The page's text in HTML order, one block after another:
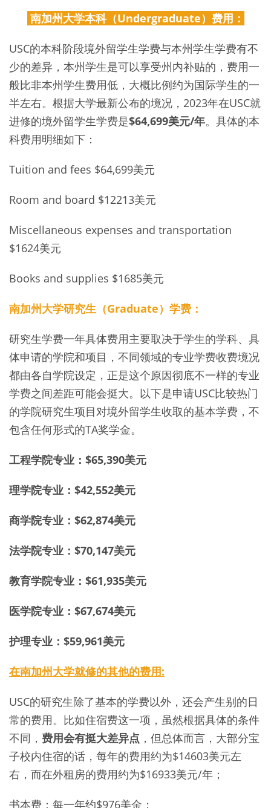
南加州大学本科（Undergraduate）费用：
USC的本科阶段境外留学生学费与本州学生学费有不
少的差异，本州学生是可以享受州内补贴的，费用一
般比非本州学生费用低，大概比例约为国际学生的一
半左右。根据大学最新公布的境况，2023年在USC就
进修的境外留学生学费是$64,699美元/年。具体的本
科费用明细如下：
Tuition and fees $64,699美元
Room and board $12213美元
Miscellaneous expenses and transportation
$1624美元
Books and supplies $1685美元
南加州大学研究生（Graduate）学费：
研究生学费一年具体费用主要取决于学生的学科、具
体申请的学院和项目，不同领域的专业学费收费境况
都由各自学院设定，正是这个原因彻底不一样的专业
学费之间差距可能会挺大。以下是申请USC比较热门
的学院研究生项目对境外留学生收取的基本学费，不
包含任何形式的TA奖学金。
工程学院专业：$65,390美元
理学院专业：$42,552美元
商学院专业：$62,874美元
法学院专业：$70,147美元
教育学院专业：$61,935美元
医学院专业：$67,674美元
护理专业：$59,961美元
在南加州大学就修的其他的费用:
USC的研究生除了基本的学费以外，还会产生别的日
常的费用。比如住宿费这一项，虽然根据具体的条件
不同， 费用会有挺大差异点 ，但总体而言，大部分宝
子校内住宿的话，每年的费用约为$14603美元左
右，而在外租房的费用约为$16933美元/年；
书本费：每一年约$976美金；